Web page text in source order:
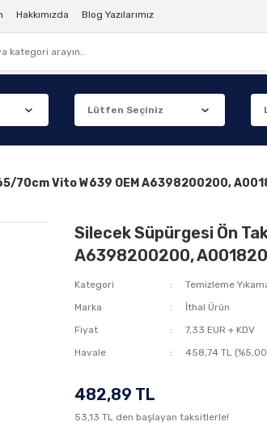
Hakkımızda Blog Yazılarımız
70cm Vito W639 OEM A6398200200,
Silecek Süpürgesi Ön
A6398200200,
Kategori Temizleme
Marka
İthal Ürün
Fiyat
7,33 EUR + KDV
Havale
458,74 TL
482,89 TL
53,13 TL den başlayan taksitlerle!